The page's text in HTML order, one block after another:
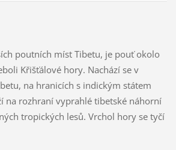
poutních míst Tibetu, je pouť okolo
Křišťálové hory. Nachází se v
na hranicích s indickým státem
na rozhraní vyprahlé tibetské náhorní
tropických lesů. Vrchol hory se tyčí